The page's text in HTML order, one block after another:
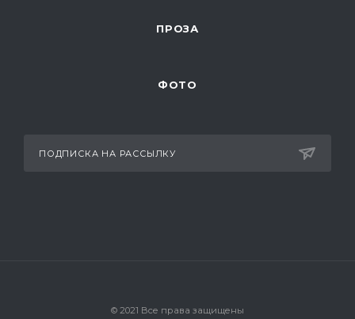
ПРОЗА
ФОТО
ПОДПИСКА НА РАССЫЛКУ
© 2021 Все права защищены